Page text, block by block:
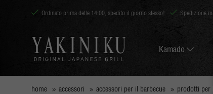
Ordinato prima delle 14:00, spedito il giorno stesso! Spedizione
Kamado
home accessori accessori per il barbecue prodotti per